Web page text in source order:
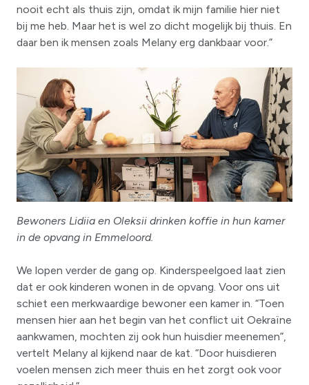
nooit echt als thuis zijn, omdat ik mijn familie hier niet
bij me heb. Maar het is wel zo dicht mogelijk bij thuis. En
daar ben ik mensen zoals Melany erg dankbaar voor.”
Bewoners Lidiia en Oleksii drinken koffie in hun kamer
in de opvang in Emmeloord.
We lopen verder de gang op. Kinderspeelgoed laat zien
dat er ook kinderen wonen in de opvang. Voor ons uit
schiet een merkwaardige bewoner een kamer in. “Toen
mensen hier aan het begin van het conflict uit Oekraïne
aankwamen, mochten zij ook hun huisdier meenemen”,
vertelt Melany al kijkend naar de kat. “Door huisdieren
voelen mensen zich meer thuis en het zorgt ook voor